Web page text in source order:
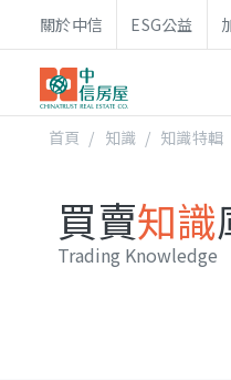
關於中信 ESG公益
首頁 知識 知識特輯
買賣知識
Trading Knowledge